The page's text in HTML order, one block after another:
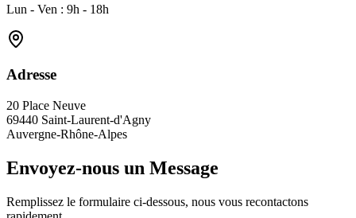
Lun - Ven : 9h - 18h
Adresse
20 Place Neuve
69440 Saint-Laurent-d'Agny
Auvergne-Rhône-Alpes
Envoyez-nous un Message
Remplissez le formulaire ci-dessous, nous vous recontactons